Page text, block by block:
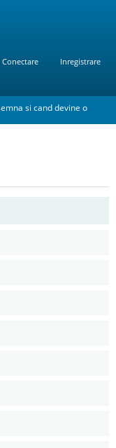
Conectare Inregistrare
si cand devine o